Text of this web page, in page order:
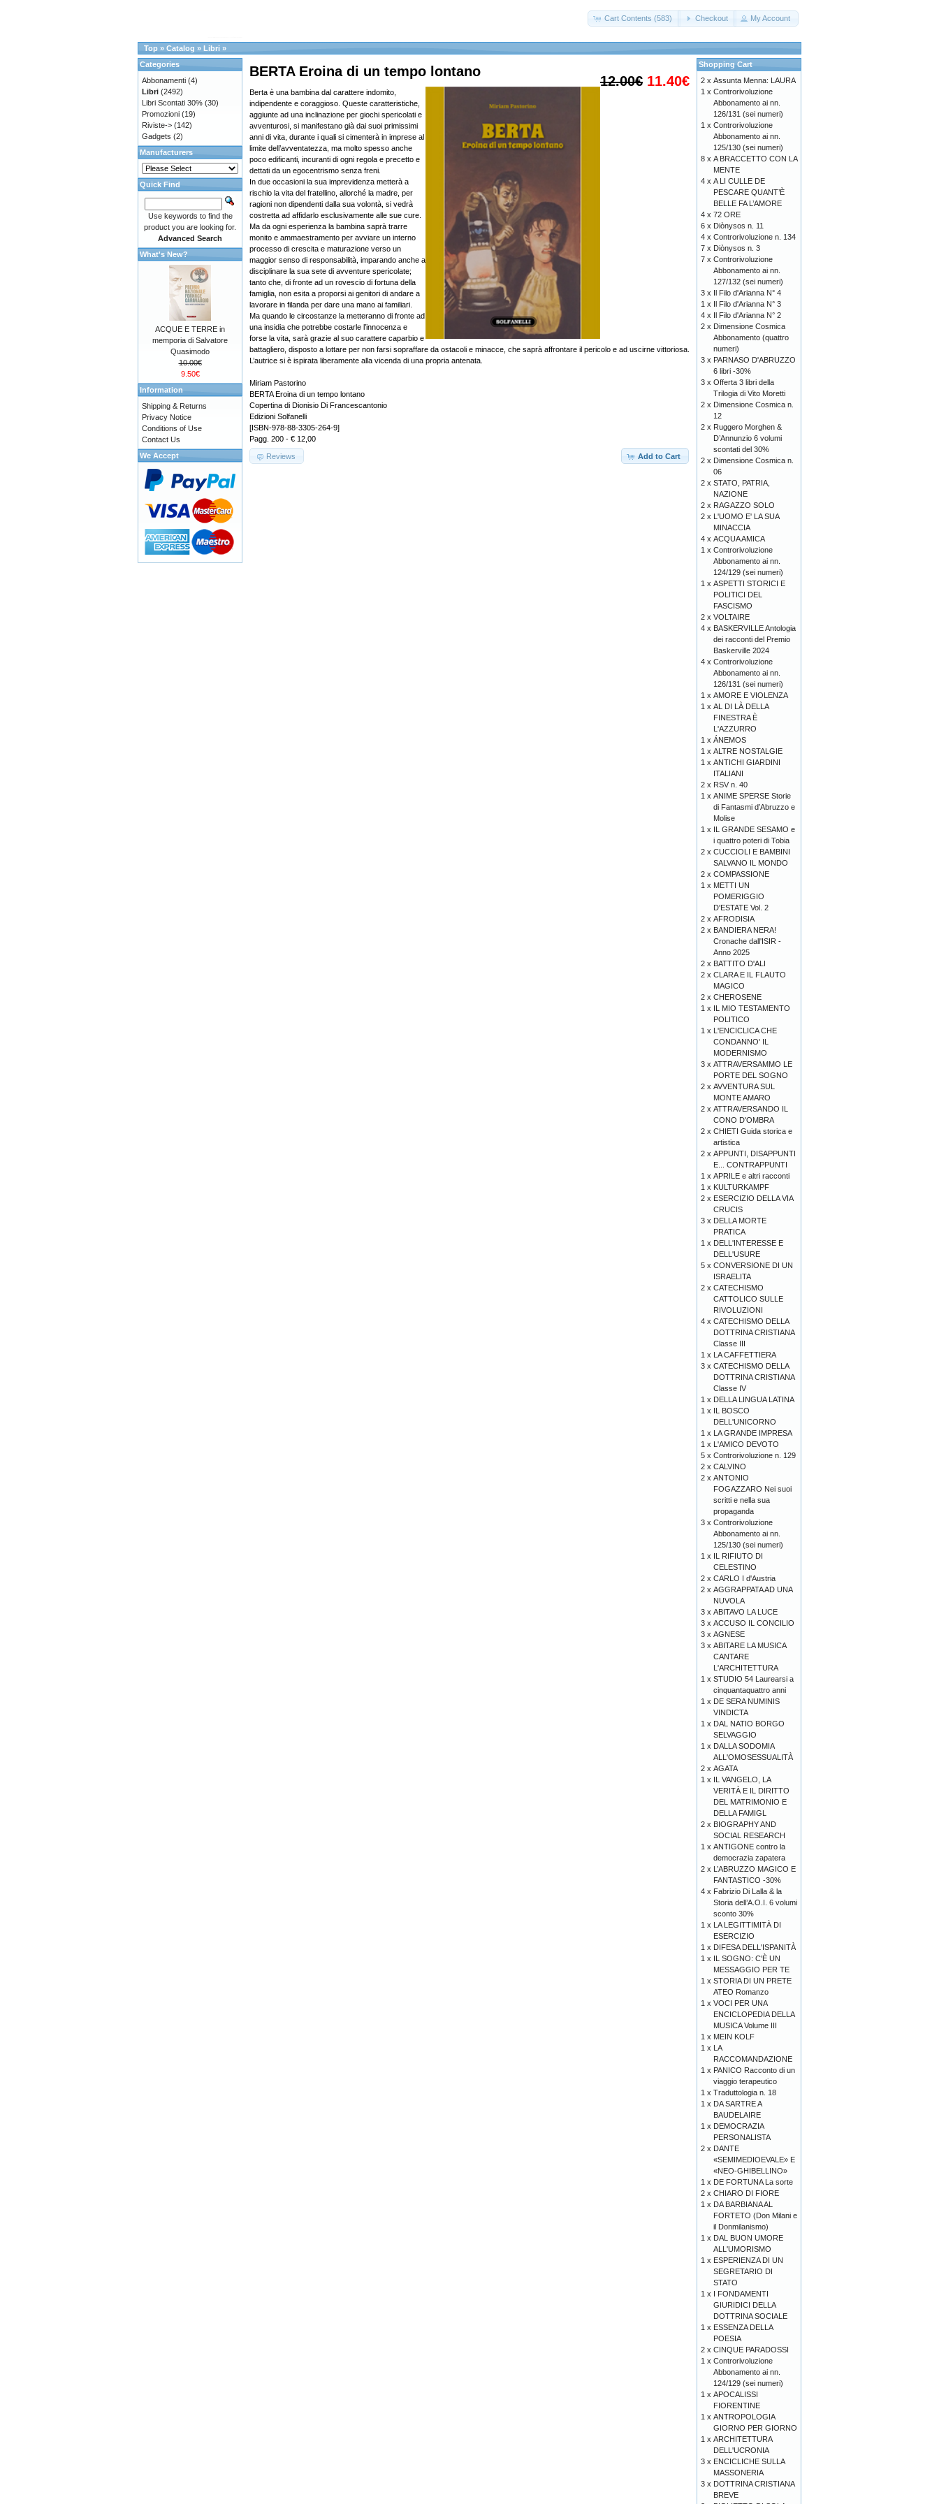
Cart Contents (583) Checkout My Account
Top » Catalog » Libri »
12.00€ 11.40€
BERTA Eroina di un tempo lontano
Berta è una bambina dal carattere indomito,
indipendente e coraggioso. Queste caratteristiche,
aggiunte ad una inclinazione per giochi spericolati e
avventurosi, si manifestano già dai suoi primissimi
anni di vita, durante i quali si cimenterà in imprese al
limite dell’avventatezza, ma molto spesso anche
poco edificanti, incuranti di ogni regola e precetto e
dettati da un egocentrismo senza freni.
In due occasioni la sua imprevidenza metterà a
rischio la vita del fratellino, allorché la madre, per
ragioni non dipendenti dalla sua volontà, si vedrà
costretta ad affidarlo esclusivamente alle sue cure.
Ma da ogni esperienza la bambina saprà trarre
monito e ammaestramento per avviare un interno
processo di crescita e maturazione verso un
maggior senso di responsabilità, imparando anche a
disciplinare la sua sete di avventure spericolate;
tanto che, di fronte ad un rovescio di fortuna della
famiglia, non esita a proporsi ai genitori di andare a
lavorare in filanda per dare una mano ai familiari.
Ma quando le circostanze la metteranno di fronte ad
una insidia che potrebbe costarle l’innocenza e
forse la vita, sarà grazie al suo carattere caparbio e
battagliero, disposto a lottare per non farsi sopraffare da ostacoli e minacce, che saprà affrontare il pericolo e ad uscirne vittoriosa.
L’autrice si è ispirata liberamente alla vicenda di una propria antenata.
Miriam Pastorino
BERTA Eroina di un tempo lontano
Copertina di Dionisio Di Francescantonio
Edizioni Solfanelli
[ISBN-978-88-3305-264-9]
Pagg. 200 - € 12,00
Add to Cart
Reviews
Categories
Abbonamenti (4)
Libri (2492)
Libri Scontati 30% (30)
Promozioni (19)
Riviste-> (142)
Gadgets (2)
Manufacturers
Quick Find
Use keywords to find the
product you are looking for.
Advanced Search
What's New?
ACQUE E TERRE in
memporia di Salvatore
Quasimodo
10.00€
9.50€
Information
Shipping & Returns
Privacy Notice
Conditions of Use
Contact Us
We Accept
Shopping Cart
2 x Assunta Menna: LAURA
1 x Controrivoluzione
Abbonamento ai nn.
126/131 (sei numeri)
1 x Controrivoluzione
Abbonamento ai nn.
125/130 (sei numeri)
8 x A BRACCETTO CON LA
MENTE
4 x A LI CULLE DE
PESCARE QUANT’È
BELLE FA L’AMORE
4 x 72 ORE
6 x Diònysos n. 11
4 x Controrivoluzione n. 134
7 x Diònysos n. 3
7 x Controrivoluzione
Abbonamento ai nn.
127/132 (sei numeri)
3 x Il Filo d'Arianna N° 4
1 x Il Filo d'Arianna N° 3
4 x Il Filo d'Arianna N° 2
2 x Dimensione Cosmica
Abbonamento (quattro
numeri)
3 x PARNASO D'ABRUZZO
6 libri -30%
3 x Offerta 3 libri della
Trilogia di Vito Moretti
2 x Dimensione Cosmica n.
12
2 x Ruggero Morghen &
D’Annunzio 6 volumi
scontati del 30%
2 x Dimensione Cosmica n.
06
2 x STATO, PATRIA,
NAZIONE
2 x RAGAZZO SOLO
2 x L'UOMO E' LA SUA
MINACCIA
4 x ACQUA AMICA
1 x Controrivoluzione
Abbonamento ai nn.
124/129 (sei numeri)
1 x ASPETTI STORICI E
POLITICI DEL
FASCISMO
2 x VOLTAIRE
4 x BASKERVILLE Antologia
dei racconti del Premio
Baskerville 2024
4 x Controrivoluzione
Abbonamento ai nn.
126/131 (sei numeri)
1 x AMORE E VIOLENZA
1 x AL DI LÀ DELLA
FINESTRA È
L'AZZURRO
1 x ÁNEMOS
1 x ALTRE NOSTALGIE
1 x ANTICHI GIARDINI
ITALIANI
2 x RSV n. 40
1 x ANIME SPERSE Storie
di Fantasmi d’Abruzzo e
Molise
1 x IL GRANDE SESAMO e
i quattro poteri di Tobia
2 x CUCCIOLI E BAMBINI
SALVANO IL MONDO
2 x COMPASSIONE
1 x METTI UN
POMERIGGIO
D'ESTATE Vol. 2
2 x AFRODISIA
2 x BANDIERA NERA!
Cronache dall'ISIR -
Anno 2025
2 x BATTITO D'ALI
2 x CLARA E IL FLAUTO
MAGICO
2 x CHEROSENE
1 x IL MIO TESTAMENTO
POLITICO
1 x L'ENCICLICA CHE
CONDANNO' IL
MODERNISMO
3 x ATTRAVERSAMMO LE
PORTE DEL SOGNO
2 x AVVENTURA SUL
MONTE AMARO
2 x ATTRAVERSANDO IL
CONO D'OMBRA
2 x CHIETI Guida storica e
artistica
2 x APPUNTI, DISAPPUNTI
E... CONTRAPPUNTI
1 x APRILE e altri racconti
1 x KULTURKAMPF
2 x ESERCIZIO DELLA VIA
CRUCIS
3 x DELLA MORTE
PRATICA
1 x DELL'INTERESSE E
DELL'USURE
5 x CONVERSIONE DI UN
ISRAELITA
2 x CATECHISMO
CATTOLICO SULLE
RIVOLUZIONI
4 x CATECHISMO DELLA
DOTTRINA CRISTIANA
Classe III
1 x LA CAFFETTIERA
3 x CATECHISMO DELLA
DOTTRINA CRISTIANA
Classe IV
1 x DELLA LINGUA LATINA
1 x IL BOSCO
DELL'UNICORNO
1 x LA GRANDE IMPRESA
1 x L'AMICO DEVOTO
5 x Controrivoluzione n. 129
2 x CALVINO
2 x ANTONIO
FOGAZZARO Nei suoi
scritti e nella sua
propaganda
3 x Controrivoluzione
Abbonamento ai nn.
125/130 (sei numeri)
1 x IL RIFIUTO DI
CELESTINO
2 x CARLO I d'Austria
2 x AGGRAPPATA AD UNA
NUVOLA
3 x ABITAVO LA LUCE
3 x ACCUSO IL CONCILIO
3 x AGNESE
3 x ABITARE LA MUSICA
CANTARE
L'ARCHITETTURA
1 x STUDIO 54 Laurearsi a
cinquantaquattro anni
1 x DE SERA NUMINIS
VINDICTA
1 x DAL NATIO BORGO
SELVAGGIO
1 x DALLA SODOMIA
ALL'OMOSESSUALITÀ
2 x AGATA
1 x IL VANGELO, LA
VERITÀ E IL DIRITTO
DEL MATRIMONIO E
DELLA FAMIGL
2 x BIOGRAPHY AND
SOCIAL RESEARCH
1 x ANTIGONE contro la
democrazia zapatera
2 x L’ABRUZZO MAGICO E
FANTASTICO -30%
4 x Fabrizio Di Lalla & la
Storia dell’A.O.I. 6 volumi
sconto 30%
1 x LA LEGITTIMITÀ DI
ESERCIZIO
1 x DIFESA DELL'ISPANITÀ
1 x IL SOGNO: C'È UN
MESSAGGIO PER TE
1 x STORIA DI UN PRETE
ATEO Romanzo
1 x VOCI PER UNA
ENCICLOPEDIA DELLA
MUSICA Volume III
1 x MEIN KOLF
1 x LA
RACCOMANDAZIONE
1 x PANICO Racconto di un
viaggio terapeutico
1 x Traduttologia n. 18
1 x DA SARTRE A
BAUDELAIRE
1 x DEMOCRAZIA
PERSONALISTA
2 x DANTE
«SEMIMEDIOEVALE» E
«NEO-GHIBELLINO»
1 x DE FORTUNA La sorte
2 x CHIARO DI FIORE
1 x DA BARBIANA AL
FORTETO (Don Milani e
il Donmilanismo)
1 x DAL BUON UMORE
ALL'UMORISMO
1 x ESPERIENZA DI UN
SEGRETARIO DI
STATO
1 x I FONDAMENTI
GIURIDICI DELLA
DOTTRINA SOCIALE
1 x ESSENZA DELLA
POESIA
2 x CINQUE PARADOSSI
1 x Controrivoluzione
Abbonamento ai nn.
124/129 (sei numeri)
1 x APOCALISSI
FIORENTINE
1 x ANTROPOLOGIA
GIORNO PER GIORNO
1 x ARCHITETTURA
DELL'UCRONIA
3 x ENCICLICHE SULLA
MASSONERIA
3 x DOTTRINA CRISTIANA
BREVE